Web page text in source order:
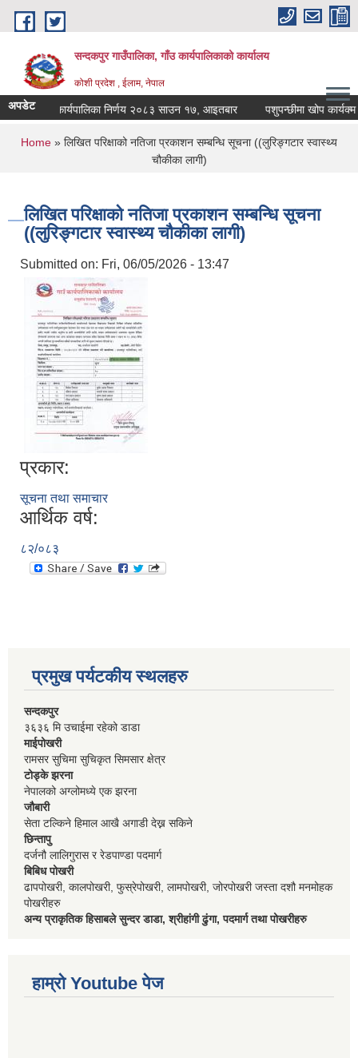
Skip to main content
सन्दकपुर गाउँपालिका, गाँउ कार्यपालिकाको कार्यालय
कोशी प्रदेश , ईलाम, नेपाल
अपडेट कार्यपालिका निर्णय २०८३ साउन १७, आइतबार पशुपन्छीमा खोप कार्यक्म
You are here
Home » लिखित परिक्षाको नतिजा प्रकाशन सम्बन्धि सूचना ((लुरिङ्गटार स्वास्थ्य
चौकीका लागी)
लिखित परिक्षाको नतिजा प्रकाशन सम्बन्धि सूचना
((लुरिङ्गटार स्वास्थ्य चौकीका लागी)
Submitted on: Fri, 06/05/2026 - 13:47
प्रकार:
सूचना तथा समाचार
आर्थिक वर्ष:
८२/०८३
प्रमुख पर्यटकीय स्थलहरु
सन्दकपुर
३६३६ मि उचाईमा रहेको डाडा
माईपोखरी
रामसर सुचिमा सुचिकृत सिमसार क्षेत्र
टोड्के झरना
नेपालको अग्लोमध्ये एक झरना
जौबारी
सेता टल्किने हिमाल आखै अगाडी देख्न सकिने
छिन्तापु
दर्जनौ लालिगुरास र रेडपाण्डा पदमार्ग
बिबिध पोखरी
ढापपोखरी, कालपोखरी, फुस्रेपोखरी, लामपोखरी, जोरपोखरी जस्ता दशौ मनमोहक
पोखरीहरु
अन्य प्राकृतिक हिसाबले सुन्दर डाडा, श्रीहांगी ढुंगा, पदमार्ग तथा पोखरीहरु
हाम्रो Youtube पेज